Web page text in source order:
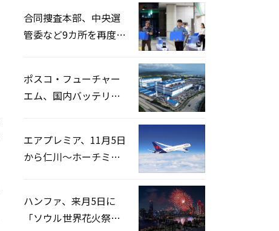
合同捜査本部、中央選
管委など9カ所を再度家
ポスコ・フューチャー
エム、国内バッテリー
エアプレミア、11月5日
から仁川〜ホーチミン
ハンファ、来月5日に
「ソウル世界花火祭り